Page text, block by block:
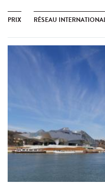
PRIX RÉSEAU